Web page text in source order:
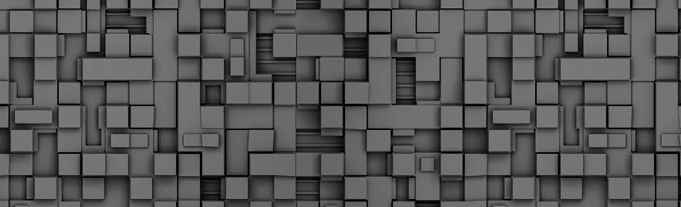
σε δήμους της χώρας. Το Dimastin, αναζητεί σχετικό
φωτογραφικό υλικό στο διαδίκτυο και σας το παρουσιάζει σε
αυτή την ανάρτηση. Επίσης, σας καλούμε, αν διαπιστώσετε ότι
μας έχουν "ξεφύγει" ορκωμοσίες, μπορείτε να στέλνετε το
φωτογραφικό τους υλικό στο dimasthes@gmail.gr ώστε να το
δημοσιεύουμε εδώ, άμεσα.
MAR
Θεσσαλονίκη: Ορκίστηκαν οι 75 νέοι δημοτικοί
αστυνομικοί – Τι τους ζήτησε ο Αγγελούδης
Ενισχύεται το έργο της δημοτικής αστυνομίας στο δήμο
Θεσσαλονίκης καθώς το πρωί της Τετάρτης 18 Μαρτίου
ορκίστηκαν οι 75 νέοι δημοτικοί αστυνομικοί.